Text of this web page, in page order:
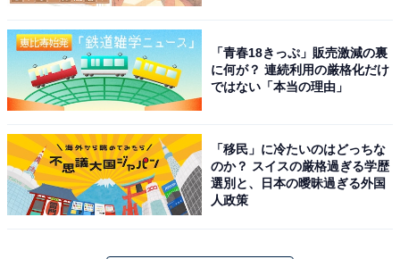
「青春18きっぷ」販売激減の裏
に何が？ 連続利用の厳格化だけ
ではない「本当の理由」
「移民」に冷たいのはどっちな
のか？ スイスの厳格過ぎる学歴
選別と、日本の曖昧過ぎる外国
人政策